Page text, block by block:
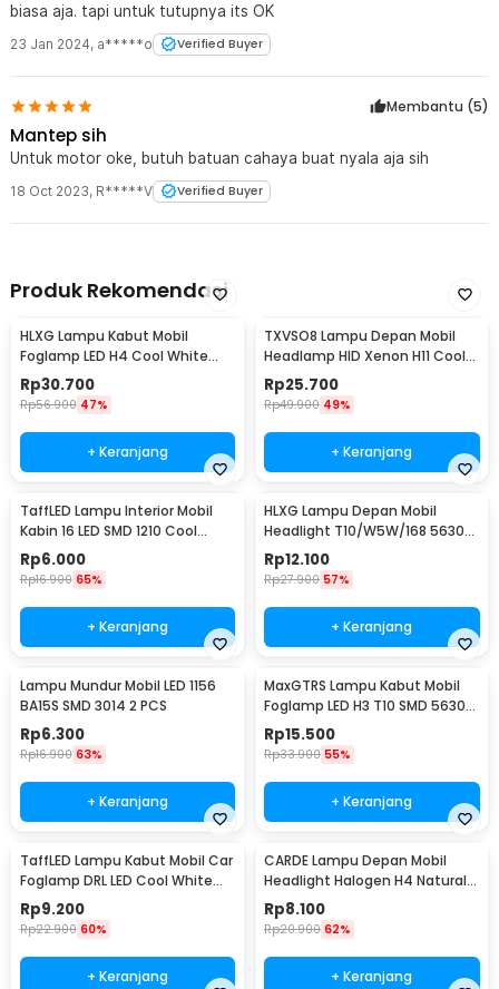
biasa aja. tapi untuk tutupnya its OK
23 Jan 2024, a*****o Verified Buyer
Membantu (5)
Mantep sih
Untuk motor oke, butuh batuan cahaya buat nyala aja sih
18 Oct 2023, R*****V Verified Buyer
Produk Rekomendasi
HLXG Lampu Kabut Mobil
Foglamp LED H4 Cool White
8000K 7.5W 1 PCS - MA355
Rp30.700
Rp56.900 47%
+ Keranjang
TXVSO8 Lampu Depan Mobil
Headlamp HID Xenon H11 Cool
White 12V 35W - XG2
Rp25.700
Rp49.900 49%
+ Keranjang
TaffLED Lampu Interior Mobil
Kabin 16 LED SMD 1210 Cool
White 2 PCS - BA11S
Rp6.000
Rp16.900 65%
+ Keranjang
HLXG Lampu Depan Mobil
Headlight T10/W5W/168 5630
Cool White 5W 2 PCS
Rp12.100
Rp27.900 57%
+ Keranjang
Lampu Mundur Mobil LED 1156
BA15S SMD 3014 2 PCS
Rp6.300
Rp16.900 63%
+ Keranjang
MaxGTRS Lampu Kabut Mobil
Foglamp LED H3 T10 SMD 5630
Cool White 2 PCS - SMDWB
Rp15.500
Rp33.900 55%
+ Keranjang
TaffLED Lampu Kabut Mobil Car
Foglamp DRL LED Cool White
12V 8W 1 PCS - QC
Rp9.200
Rp22.900 60%
+ Keranjang
CARDE Lampu Depan Mobil
Headlight Halogen H4 Natural
White 100/90W 1PC - P43T
Rp8.100
Rp20.900 62%
+ Keranjang